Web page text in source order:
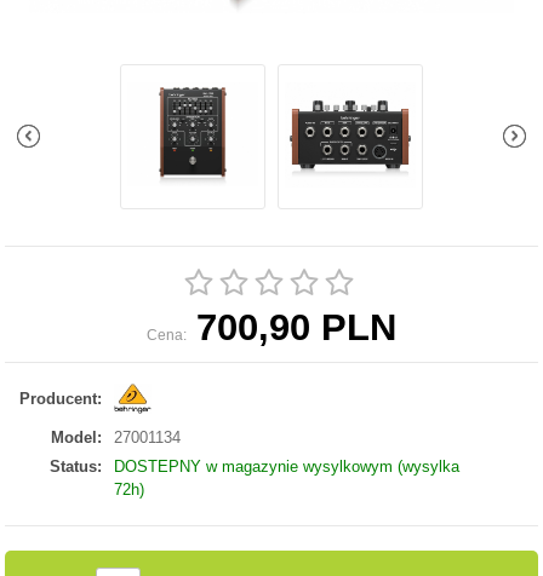
Cena: 700,90 PLN
Producent:
Model:
27001134
Status:
DOSTEPNY w magazynie wysylkowym (wysylka
72h)